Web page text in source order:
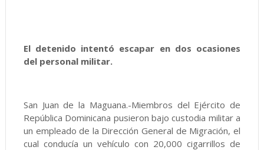
El detenido intentó escapar en dos ocasiones
del personal militar.
San Juan de la Maguana.-Miembros del Ejército de
República Dominicana pusieron bajo custodia militar a
un empleado de la Dirección General de Migración, el
cual conducía un vehículo con 20,000 cigarrillos de